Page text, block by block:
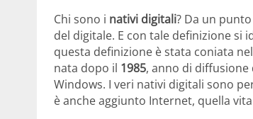
Chi sono i nativi digitali? Da un
del digitale. E con tale definizione si
questa definizione è stata coniata
nata dopo il 1985, anno di diffusione
Windows. I veri nativi digitali sono
è anche aggiunto Internet, quella